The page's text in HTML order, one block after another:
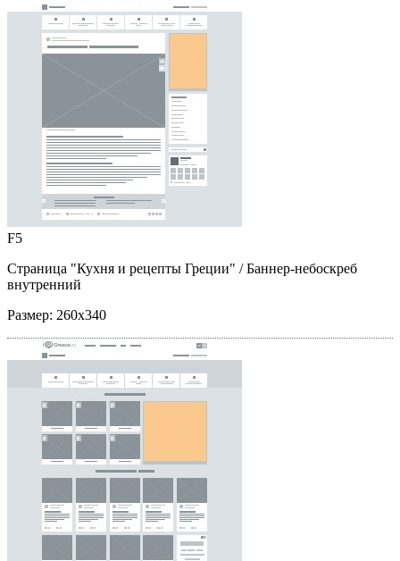
F5
Страница "Кухня и рецепты Греции" / Баннер-небоскреб
внутренний
Размер: 260x340